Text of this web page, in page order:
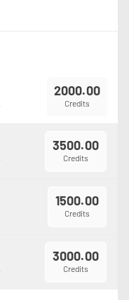
2000.00
Credits
3500.00
Credits
1500.00
Credits
3000.00
Credits